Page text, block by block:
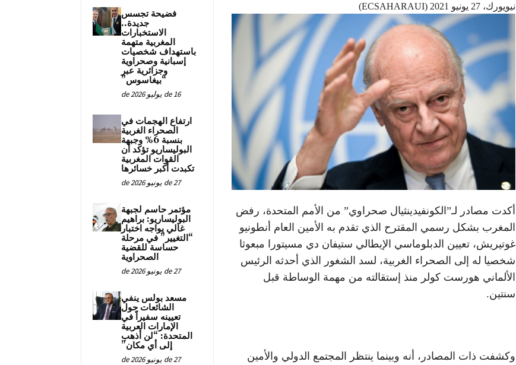
فضيحة تجسس
جديدة..
الاستخبارات
المغربية متهمة
باستهداف شخصيات
إسبانية وصحراوية
وجزائرية عبر
“بيغاسوس”
16 de يوليو de 2026
ارتفاع الهجمات في
الصحراء الغربية
بنسبة 6% وجبهة
البوليساريو تؤكد أن
القوات المغربية
تكبدت أكبر خسائرها
27 de يونيو de 2026
مؤتمر حاسم لجبهة
البوليساريو: براهيم
غالي يواجه اختبار
“التغيير” في مرحلة
حساسة للقضية
الصحراوية
27 de يونيو de 2026
مسعد بولس ينفي
الشائعات حول
تعيينه سفيراً في
الإمارات العربية
المتحدة: “لن أذهب
إلى أي مكان”
27 de يونيو de 2026
نيويورك، 27 يونيو 2021 (ECSAHARAUI)
أكدت مصادر لـ”الكونفيدينثيال صحراوي” من الأمم المتحدة، رفض
المغرب بشكل رسمي المقترح الذي تقدم به الأمين العام أنطونيو
غوتيريش، تعيين الدبلوماسي الإيطالي ستيفان دي مسيتورا مبعوثا
شخصيا له إلى الصحراء الغربية، لسد الشغور الذي أحدثه الرئيس
الألماني هورست كولر منذ إستقالته من مهمة الوساطة قبل
سنتين.
وكشفت ذات المصادر، أنه وبينما ينتظر المجتمع الدولي والأمين